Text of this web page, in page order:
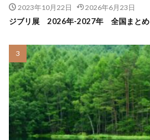
2023年10月22日 2026年6月23日
ジブリ展 2026年-2027年 全国まとめ